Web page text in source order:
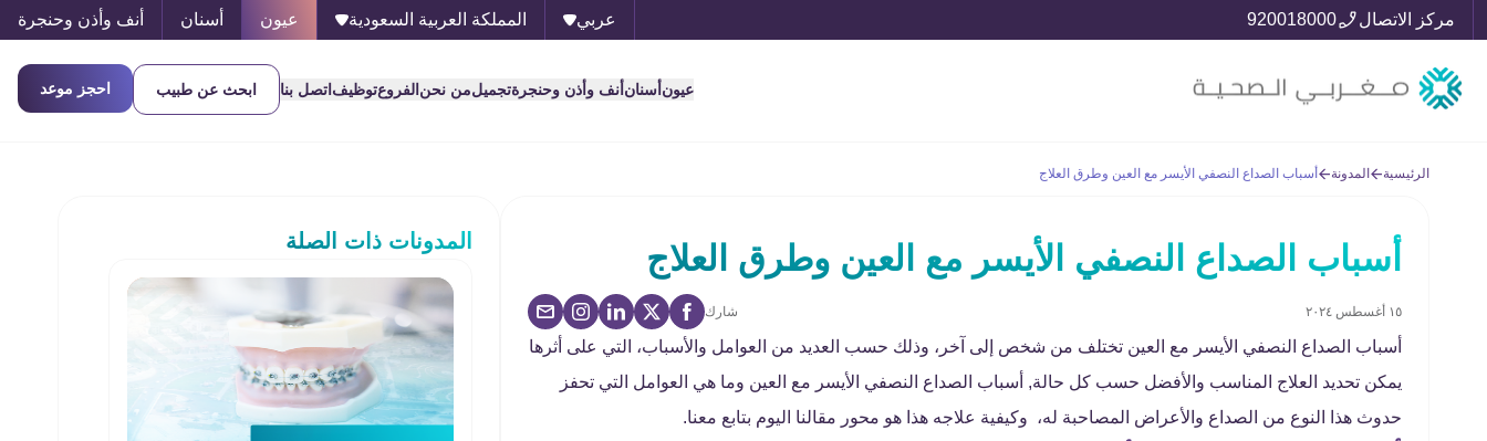
مركز الاتصال 920018000 عربي المملكة العربية السعودية عيون أسنان أنف وأذن وحنجرة
عيون أسنان أنف وأذن وحنجرةتجميلمن نحن الفروعتوظيف اتصل بنا ابحث عن طبيب احجز موعد
الرئيسية المدونة أسباب الصداع النصفي الأيسر مع العين وطرق العلاج
أسباب الصداع النصفي الأيسر مع العين وطرق العلاج
١٥ أغسطس ٢٠٢٤ شارك
أسباب الصداع النصفي الأيسر مع العين تختلف من شخص إلى آخر، وذلك حسب العديد من العوامل والأسباب، التي على أثرها
يمكن تحديد العلاج المناسب والأفضل حسب كل حالة, أسباب الصداع النصفي الأيسر مع العين وما هي العوامل التي تحفز
حدوث هذا النوع من الصداع والأعراض المصاحبة له، وكيفية علاجه هذا هو محور مقالنا اليوم بتابع معنا.
المدونات ذات الصلة